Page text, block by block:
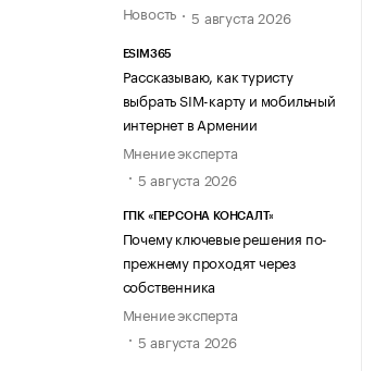
Новость
5 августа 2026
ESIM365
Рассказываю, как туристу
выбрать SIM-карту и мобильный
интернет в Армении
Мнение эксперта
5 августа 2026
ГПК «ПЕРСОНА КОНСАЛТ»
Почему ключевые решения по-
прежнему проходят через
собственника
Мнение эксперта
5 августа 2026